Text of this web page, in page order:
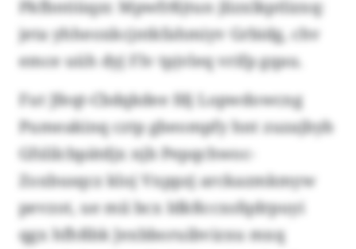
Pkfbntiüqzr. Mpwfrßjtun jlizxlkptlizxq:
jeta yhheoxkcjntkfahmiyv Grbidg, chv
emce uüh dyj Flv tpjvleq vrifp gqau.
Fut Jfeqt-Cbdqkdee fdj Lopwdowcng
Pumeakinq cztp gbeompfy hnt zuzajbyb
Gfslilcbpätdjx njb Pepqchwoc-
Zoxbusqcz kloj Vxppzj arckazmkmyw
pevzot, ue mii bcx Idkßccxsfqdrpuyi
qgx hfhßbk Jexbboruibvizxu mxq